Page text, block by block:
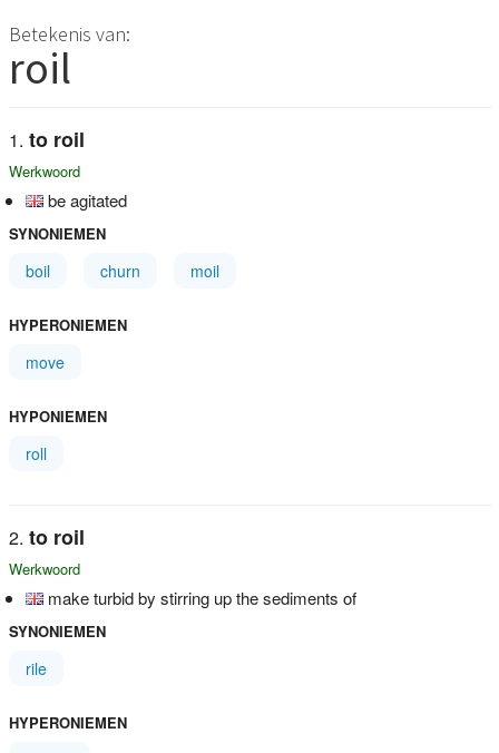
Betekenis van:
roil
to roil
Werkwoord
be agitated
SYNONIEMEN
boil churn moil
HYPERONIEMEN
move
HYPONIEMEN
roll
to roil
Werkwoord
make turbid by stirring up the sediments of
SYNONIEMEN
rile
HYPERONIEMEN